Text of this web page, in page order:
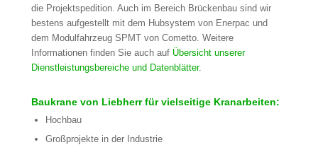
die Projektspedition. Auch im Bereich Brückenbau sind wir
bestens aufgestellt mit dem Hubsystem von Enerpac und
dem Modulfahrzeug SPMT von Cometto. Weitere
Informationen finden Sie auch auf Übersicht unserer
Dienstleistungsbereiche und Datenblätter.
Baukrane von Liebherr für vielseitige Kranarbeiten:
Hochbau
Großprojekte in der Industrie